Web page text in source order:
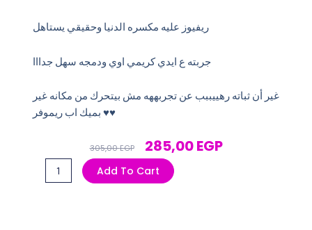
ريفيوز عليه مكسره الدنيا وحقيقي يستاهل
جربته ع ايدي كريمي اوي ودمجه سهل جدااا
غير أن ثباته رهييببب عن تجربههه مش بيتحرك من مكانه غير
بميك اب ريموفر ♥️♥️
305,00EGP Original
Price
Was:
285,00EGPCurrent
Add To Cart